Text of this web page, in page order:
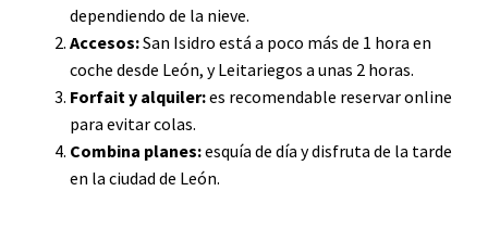
dependiendo de la nieve.
Accesos:San Isidro está a poco más de 1 hora en
coche desde León, y Leitariegos a unas 2 horas.
Forfait y alquiler:es recomendable reservar online
para evitar colas.
Combina planes:esquía de día y disfruta de la tarde
en la ciudad de León.